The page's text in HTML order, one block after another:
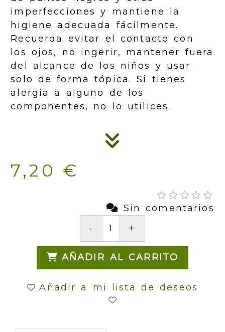
imperfecciones y mantiene la
higiene adecuada fácilmente.
Recuerda evitar el contacto con
los ojos, no ingerir, mantener fuera
del alcance de los niños y usar
solo de forma tópica. Si tienes
alergia a alguno de los
componentes, no lo utilices.
7,20 €
Sin comentarios
- +
AÑADIR AL CARRITO
Añadir a mi lista de deseos